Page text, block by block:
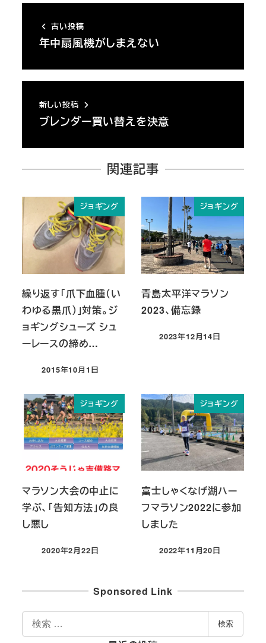
古い投稿
年中扇風機がしまえない
新しい投稿
ブレンダー買い替えを決意
関連記事
ジョギング
繰り返す「爪下血腫（い
わゆる黒爪）」対策。ジ
ョギングシューズ シュ
ーレースの締め…
投稿日
2015年10月1日
ジョギング
青島太平洋マラソン
2023、備忘録
投稿日
2023年12月14日
ジョギング
マラソン大会の中止に
学ぶ、「告知方法」の良
し悪し
投稿日
2020年2月22日
ジョギング
富士しゃくなげ湖ハー
フマラソン2022に参加
しました
投稿日
2022年11月20日
Sponsored Link
検
索
検索